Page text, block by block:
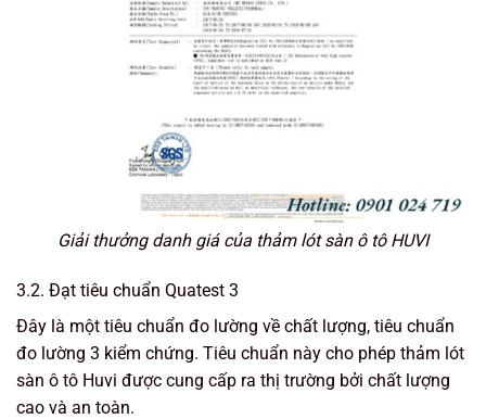
Giải thưởng danh giá của thảm lót sàn ô tô HUVI
3.2. Đạt tiêu chuẩn Quatest 3
Đây là một tiêu chuẩn đo lường về chất lượng, tiêu chuẩn
đo lường 3 kiểm chứng. Tiêu chuẩn này cho phép thảm lót
sàn ô tô Huvi được cung cấp ra thị trường bởi chất lượng
cao và an toàn.